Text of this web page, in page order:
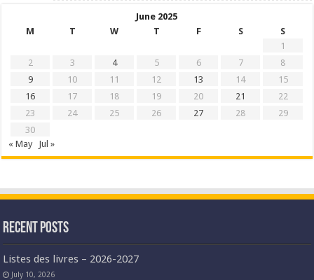
June 2025
M
T W T F S
S
1
2
3 4 5 6 7
8
9
10 11 12 13 14
15
16
17 18 19 20 21
22
23
24 25 26 27 28
29
30
« May
Jul »
Recent Posts
Listes des livres – 2026-2027
July 10, 2026